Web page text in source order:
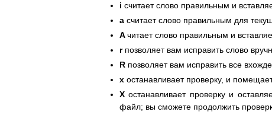
i считает слово правильным и
a считает слово правильным для
Aчитает слово правильным и
r позволяет вам исправить слово
R позволяет вам исправить все
x останавливает проверку, и
Xостанавливает проверку и
файл; вы сможете продолжить